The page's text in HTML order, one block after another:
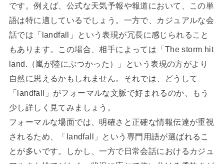
です。例えば、公式な天気予報や報道において、この単
語は特に適しているでしょう。一方で、カジュアルな会
話では「landfall」という表現が冗長に感じられること
もあります。この場合、相手によっては「The storm hit
land.（嵐が陸にぶつかった）」という表現の方がより
自然に思えるかもしれません。それでは、どうして
「landfall」がフォーマルな文脈で好まれるのか、もう
少し詳しく見てみましょう。
フォーマルな場面では、明確さと正確な情報伝達が重視
されるため、「landfall」という専門用語が選ばれるこ
とが多いです。しかし、一方で日常会話におけるカジュ